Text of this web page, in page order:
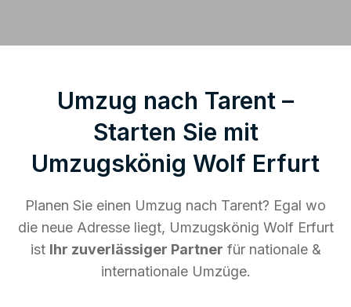
Umzug nach Tarent –
Starten Sie mit
Umzugskönig Wolf Erfurt
Planen Sie einen Umzug nach Tarent? Egal wo
die neue Adresse liegt, Umzugskönig Wolf Erfurt
ist Ihr zuverlässiger Partner für nationale &
internationale Umzüge.